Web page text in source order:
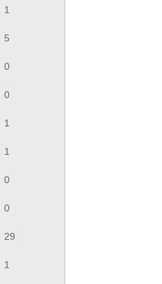
1
5
0
0
1
1
0
0
29
1